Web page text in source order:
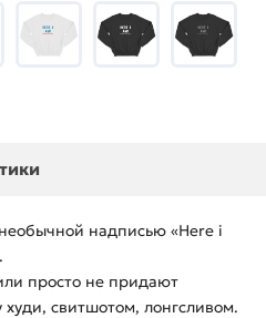
надписью «Here i
просто не придают
свитшотом, лонгсливом.